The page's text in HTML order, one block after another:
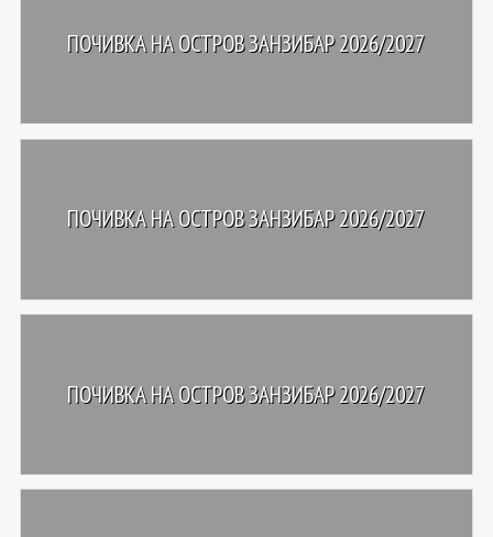
ПОЧИВКА НА ОСТРОВ ЗАНЗИБАР 2026/2027
ПОЧИВКА НА ОСТРОВ ЗАНЗИБАР 2026/2027
ПОЧИВКА НА ОСТРОВ ЗАНЗИБАР 2026/2027